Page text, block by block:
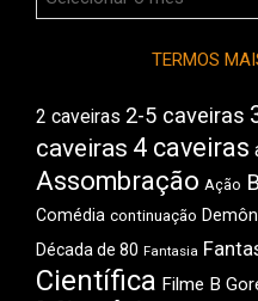
do
TERMOS
2 caveiras 2-5 caveiras
caveiras 4 caveiras
Assombração Ação
Comédia continuação
Década de 80 Fantasia
Científica Filme B